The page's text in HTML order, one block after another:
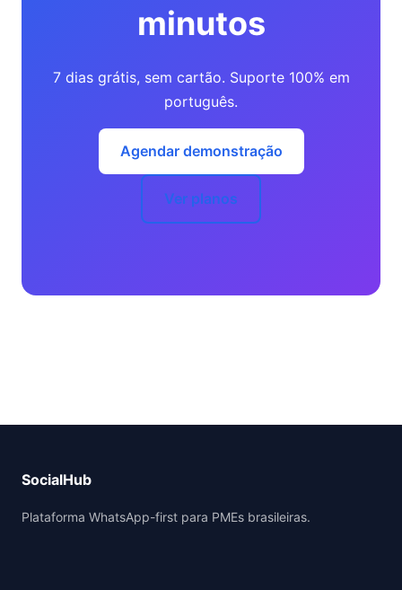
minutos
7 dias grátis, sem cartão. Suporte 100% em
português.
Agendar demonstração
Ver planos
SocialHub
Plataforma WhatsApp-first para PMEs brasileiras.